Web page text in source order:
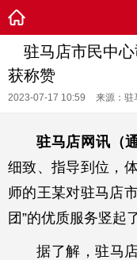
驻马店市民中心
获称赞
2023-07-17 10:59 来源：驻
驻马店网讯（
细致、指导到位，
师的王某对驻马店
团”的优质服务竖起
据了解，驻马